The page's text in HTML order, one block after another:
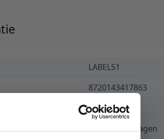
LABEL51
8720143417863
€ 949,00
1 tot 3 werkdagen